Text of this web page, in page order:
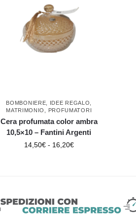
BOMBONIERE, IDEE REGALO,
MATRIMONIO , PROFUMATORI
Cera profumata color ambra
10,5×10 – Fantini Argenti
14,50€ - 16,20€